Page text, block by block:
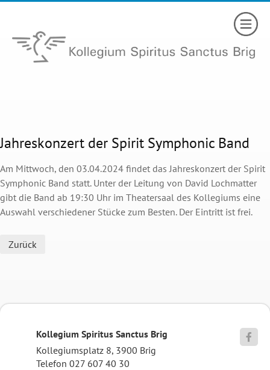
Jahreskonzert der Spirit Symphonic Band
Am Mittwoch, den 03.04.2024 findet das Jahreskonzert der Spirit
Symphonic Band statt. Unter der Leitung von David Lochmatter
gibt die Band ab 19:30 Uhr im Theatersaal des Kollegiums eine
Auswahl verschiedener Stücke zum Besten. Der Eintritt ist frei.
Zurück
Kollegium Spiritus Sanctus Brig
Kollegiumsplatz 8, 3900 Brig
Telefon 027 607 40 30
